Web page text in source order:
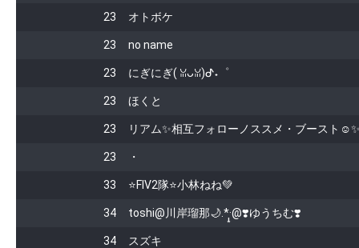
23 オトボケ
23 no name
23 にぎにぎ( ꈍᴗꈍ)ᕷ˖゜
23 ほくと
23 リアム✨相互フォローノススメ・ブースト
23 ・
33 ⭐️FIV2隊⭐️小林ねね💚
34 toshi@川岸瑠那🌙‪︎.*·̩͙‬@❣️ゆうちむ❣️
34 スズキ